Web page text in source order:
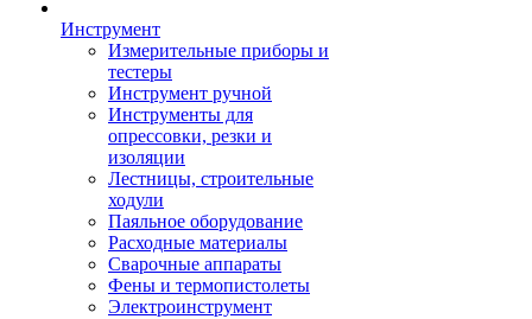
Инструмент
Измерительные приборы и
тестеры
Инструмент ручной
Инструменты для
опрессовки, резки и
изоляции
Лестницы, строительные
ходули
Паяльное оборудование
Расходные материалы
Сварочные аппараты
Фены и термопистолеты
Электроинструмент